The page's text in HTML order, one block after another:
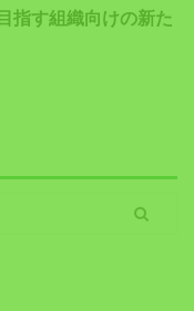
指す組織向けの新た